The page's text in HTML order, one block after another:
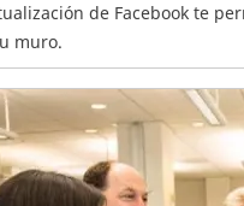
de Facebook te
muro.